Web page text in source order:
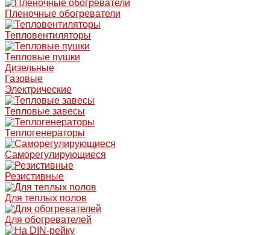
Пленочные обогреватели
Тепловентиляторы
Тепловые пушки
Дизельные
Газовые
Электрические
Тепловые завесы
Теплогенераторы
Саморегулирующиеся
Резистивные
Для теплых полов
Для обогревателей